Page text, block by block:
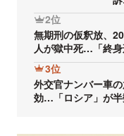
2位
無期刑の仮釈放、
人が獄中死…「終身
3位
外交官ナンバー車
効…「ロシア」が